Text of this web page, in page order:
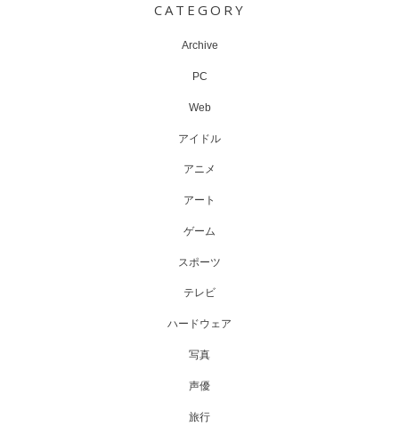
CATEGORY
Archive
PC
Web
アイドル
アニメ
アート
ゲーム
スポーツ
テレビ
ハードウェア
写真
声優
旅行